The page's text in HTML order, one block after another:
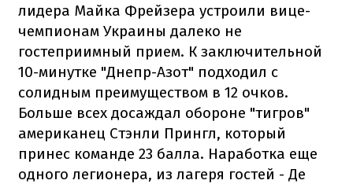
лидера Майка Фрейзера устроили вице-
чемпионам Украины далеко не
гостеприимный прием. К заключительной
10-минутке "Днепр-Азот" подходил с
солидным преимуществом в 12 очков.
Больше всех досаждал обороне "тигров"
американец Стэнли Прингл, который
принес команде 23 балла. Наработка еще
одного легионера, из лагеря гостей - Де